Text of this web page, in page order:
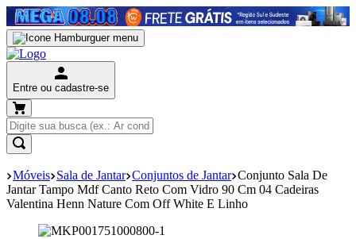
Entre ou cadastre-se
Móveis Sala de Jantar Conjuntos de Jantar Conjunto Sala De
Jantar Tampo Mdf Canto Reto Com Vidro 90 Cm 04 Cadeiras
Valentina Henn Nature Com Off White E Linho